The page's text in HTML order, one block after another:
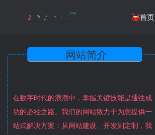
首页
在数字时代的浪潮中，掌握关键技能是通往成
功的必经之路。我们的网站致力于为您提供一
站式解决方案：从网站建设、开发到定制，我